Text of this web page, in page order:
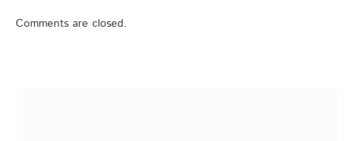
Comments are closed.